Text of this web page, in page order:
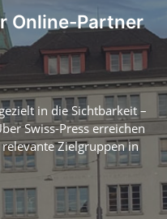
Online-Partner
in die Sichtbarkeit –
Swiss-Press erreichen
Zielgruppen in